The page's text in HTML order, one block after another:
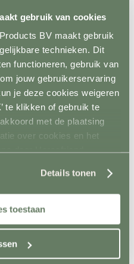
gebruik van cookies
BV maakt gebruik
technieken. Dit
functioneren, gebruik van
jouw gebruikerservaring
je deze cookies weigeren
te klikken of gebruik te
met de plaatsing
over cookies en het
door Horsefriend
Details tonen
toestaan